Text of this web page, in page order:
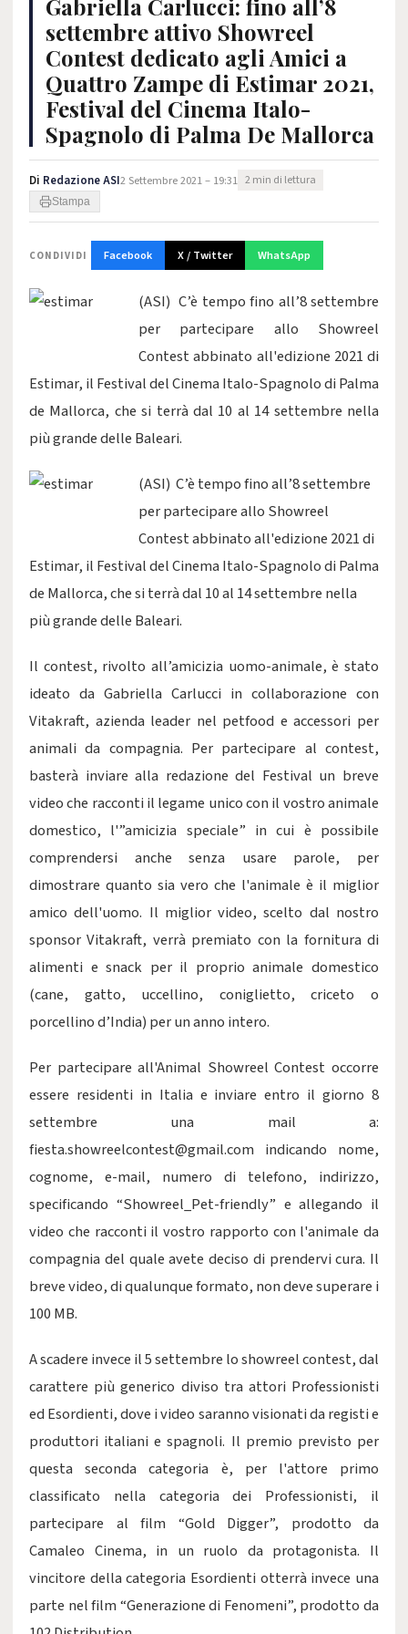
Gabriella Carlucci: fino all’8
settembre attivo Showreel
Contest dedicato agli Amici a
Quattro Zampe di Estimar 2021,
Festival del Cinema Italo-
Spagnolo di Palma De Mallorca
Di Redazione ASI2 Settembre 2021 – 19:31 2 min di lettura
Stampa
CONDIVIDI Facebook X / Twitter WhatsApp
(ASI) C’è tempo fino all’8 settembre
per partecipare allo Showreel
Contest abbinato all'edizione 2021 di
Estimar, il Festival del Cinema Italo-Spagnolo di Palma
de Mallorca, che si terrà dal 10 al 14 settembre nella
più grande delle Baleari.
(ASI) C’è tempo fino all’8 settembre
per partecipare allo Showreel
Contest abbinato all'edizione 2021 di
Estimar, il Festival del Cinema Italo-Spagnolo di Palma
de Mallorca, che si terrà dal 10 al 14 settembre nella
più grande delle Baleari.
Il contest, rivolto all’amicizia uomo-animale, è stato
ideato da Gabriella Carlucci in collaborazione con
Vitakraft, azienda leader nel petfood e accessori per
animali da compagnia. Per partecipare al contest,
basterà inviare alla redazione del Festival un breve
video che racconti il legame unico con il vostro animale
domestico, l'”amicizia speciale” in cui è possibile
comprendersi anche senza usare parole, per
dimostrare quanto sia vero che l'animale è il miglior
amico dell'uomo. Il miglior video, scelto dal nostro
sponsor Vitakraft, verrà premiato con la fornitura di
alimenti e snack per il proprio animale domestico
(cane, gatto, uccellino, coniglietto, criceto o
porcellino d’India) per un anno intero.
Per partecipare all'Animal Showreel Contest occorre
essere residenti in Italia e inviare entro il giorno 8
settembre una mail a:
fiesta.showreelcontest@gmail.com indicando nome,
cognome, e-mail, numero di telefono, indirizzo,
specificando “Showreel_Pet-friendly” e allegando il
video che racconti il vostro rapporto con l'animale da
compagnia del quale avete deciso di prendervi cura. Il
breve video, di qualunque formato, non deve superare i
100 MB.
A scadere invece il 5 settembre lo showreel contest, dal
carattere più generico diviso tra attori Professionisti
ed Esordienti, dove i video saranno visionati da registi e
produttori italiani e spagnoli. Il premio previsto per
questa seconda categoria è, per l'attore primo
classificato nella categoria dei Professionisti, il
partecipare al film “Gold Digger”, prodotto da
Camaleo Cinema, in un ruolo da protagonista. Il
vincitore della categoria Esordienti otterrà invece una
parte nel film “Generazione di Fenomeni”, prodotto da